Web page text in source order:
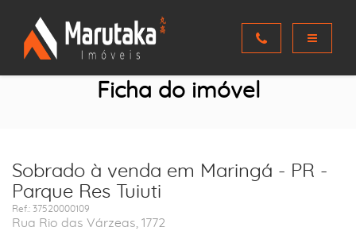
Ficha do imóvel
Sobrado à venda em Maringá - PR -
Parque Res Tuiuti
Ref.: 37520000109
Rua Rio das Várzeas, 1772